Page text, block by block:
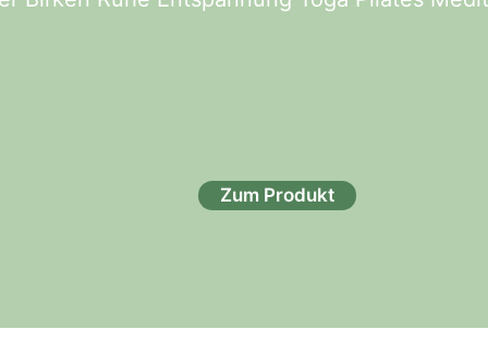
Zum Produkt